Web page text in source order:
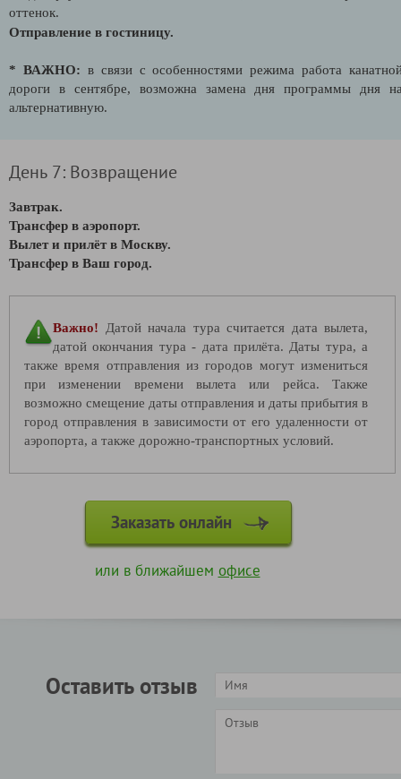
оттенок.
Отправление в гостиницу.
* ВАЖНО: в связи с особенностями режима работа
дороги в сентябре, возможна замена дня программы дня
альтернативную.
День 7: Возвращение
Завтрак.
Трансфер в аэропорт.
Вылет и прилёт в Москву.
Трансфер в Ваш город.
Важно! Датой начала тура считается дата вылета,
датой окончания тура - дата прилёта. Даты тура, а
также время отправления из городов могут измениться
при изменении времени вылета или рейса. Также
возможно смещение даты отправления и даты прибытия в
город отправления в зависимости от его удаленности от
аэропорта, а также дорожно-транспортных условий.
Заказать онлайн
или в ближайшем офисе
Оставить отзыв